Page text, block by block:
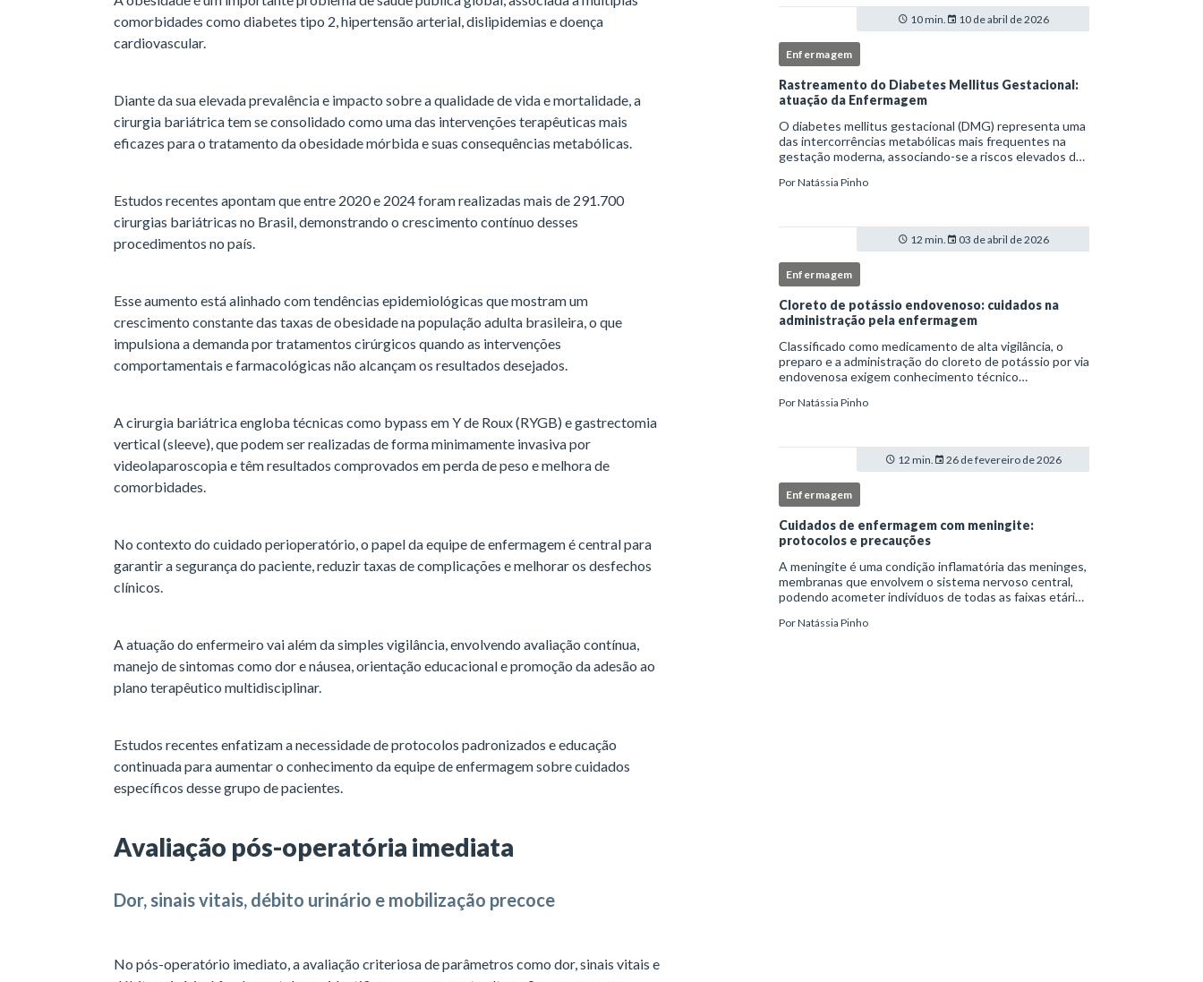
comorbidades como diabetes tipo 2, hipertensão arterial, dislipidemias e doença
cardiovascular.
Diante da sua elevada prevalência e impacto sobre a qualidade de vida e mortalidade, a
cirurgia bariátrica tem se consolidado como uma das intervenções terapêuticas mais
eficazes para o tratamento da obesidade mórbida e suas consequências metabólicas.
Estudos recentes apontam que entre 2020 e 2024 foram realizadas mais de 291.700
cirurgias bariátricas no Brasil, demonstrando o crescimento contínuo desses
procedimentos no país.
Esse aumento está alinhado com tendências epidemiológicas que mostram um
crescimento constante das taxas de obesidade na população adulta brasileira, o que
impulsiona a demanda por tratamentos cirúrgicos quando as intervenções
comportamentais e farmacológicas não alcançam os resultados desejados.
A cirurgia bariátrica engloba técnicas como bypass em Y de Roux (RYGB) e gastrectomia
vertical (sleeve), que podem ser realizadas de forma minimamente invasiva por
videolaparoscopia e têm resultados comprovados em perda de peso e melhora de
comorbidades.
No contexto do cuidado perioperatório, o papel da equipe de enfermagem é central para
garantir a segurança do paciente, reduzir taxas de complicações e melhorar os desfechos
clínicos.
A atuação do enfermeiro vai além da simples vigilância, envolvendo avaliação contínua,
manejo de sintomas como dor e náusea, orientação educacional e promoção da adesão ao
plano terapêutico multidisciplinar.
Estudos recentes enfatizam a necessidade de protocolos padronizados e educação
continuada para aumentar o conhecimento da equipe de enfermagem sobre cuidados
específicos desse grupo de pacientes.
Avaliação pós-operatória imediata
Dor, sinais vitais, débito urinário e mobilização precoce
No pós-operatório imediato, a avaliação criteriosa de parâmetros como dor, sinais vitais e
10 min. 10 de abril de 2026
Enfermagem
Rastreamento do Diabetes Mellitus Gestacional:
atuação da Enfermagem
O diabetes mellitus gestacional (DMG) representa uma
das intercorrências metabólicas mais frequentes na
gestação moderna, associando-se a riscos elevados de
identificado precocemente.Neste cenário, o enferm
PorNatássia Pinho
12 min. 03 de abril de 2026
Enfermagem
Cloreto de potássio endovenoso: cuidados na
administração pela enfermagem
Classificado como medicamento de alta vigilância, o
preparo e a administração do cloreto de potássio por via
endovenosa exigem conhecimento técnico
institucionais e atuação criteriosa da equipe de
PorNatássia Pinho
12 min. 26 de fevereiro de 2026
Enfermagem
Cuidados de enfermagem com meningite:
protocolos e precauções
A meningite é uma condição inflamatória das meninges,
membranas que envolvem o sistema nervoso central,
podendo acometer indivíduos de todas as faixas etárias
autolimitados até situações de extrem
PorNatássia Pinho